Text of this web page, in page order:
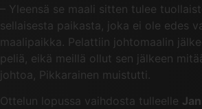
– Yleensä se maali sitten tulee
sellaisesta paikasta, joka ei ole edes
maalipaikka. Pelattiin johtomaalin
peliä, eikä meillä ollut sen jälkeen
johtoa, Pikkarainen muistutti.
Ottelun lopussa vaihdosta tulleelle